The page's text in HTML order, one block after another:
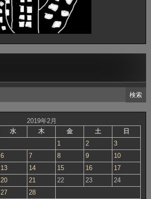
2019年2月
水 木 金 土
日
1
2
3
6 7 8 9
10
13 14 15 16
17
20 21 22 23
24
27 28